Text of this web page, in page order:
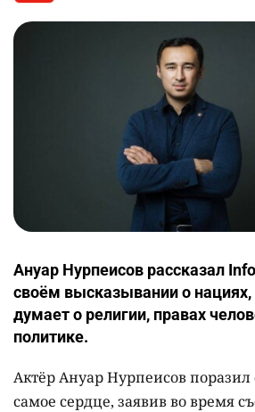
Ануар Нурпеисов рассказал
своём высказывании о нациях,
думает о религии, правах
политике.
Актёр Ануар Нурпеисов поразил
самое сердце, заявив во время